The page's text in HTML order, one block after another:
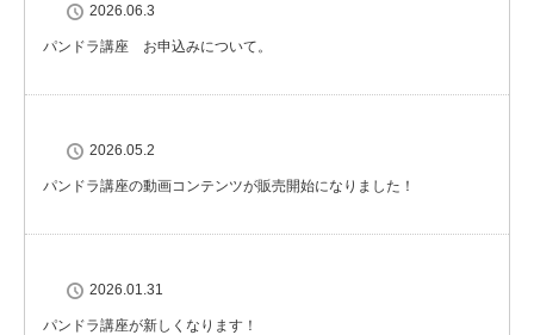
2026.06.3
パンドラ講座 お申込みについて。
2026.05.2
パンドラ講座の動画コンテンツが販売開始になりました！
2026.01.31
パンドラ講座が新しくなります！